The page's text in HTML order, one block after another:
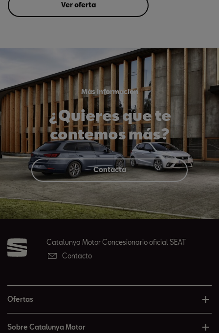
Ver oferta
Más información
¿Quieres que te
contemos más?
Contacta
Catalunya Motor Concesionario oficial SEAT
Contacto
Ofertas
Sobre Catalunya Motor